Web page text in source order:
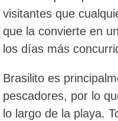
visitantes que
que la convierte en
los días más
Brasilito es
pescadores, por lo
lo largo de la playa.